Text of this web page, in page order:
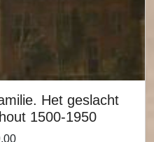
Het geslacht
1500-1950